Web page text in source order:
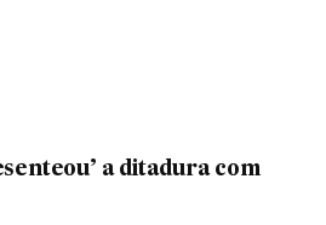
a ditadura com